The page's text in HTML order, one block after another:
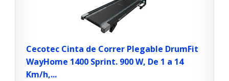
Cecotec Cinta de Correr Plegable DrumFit
WayHome 1400 Sprint. 900 W, De 1 a 14
Km/h,...